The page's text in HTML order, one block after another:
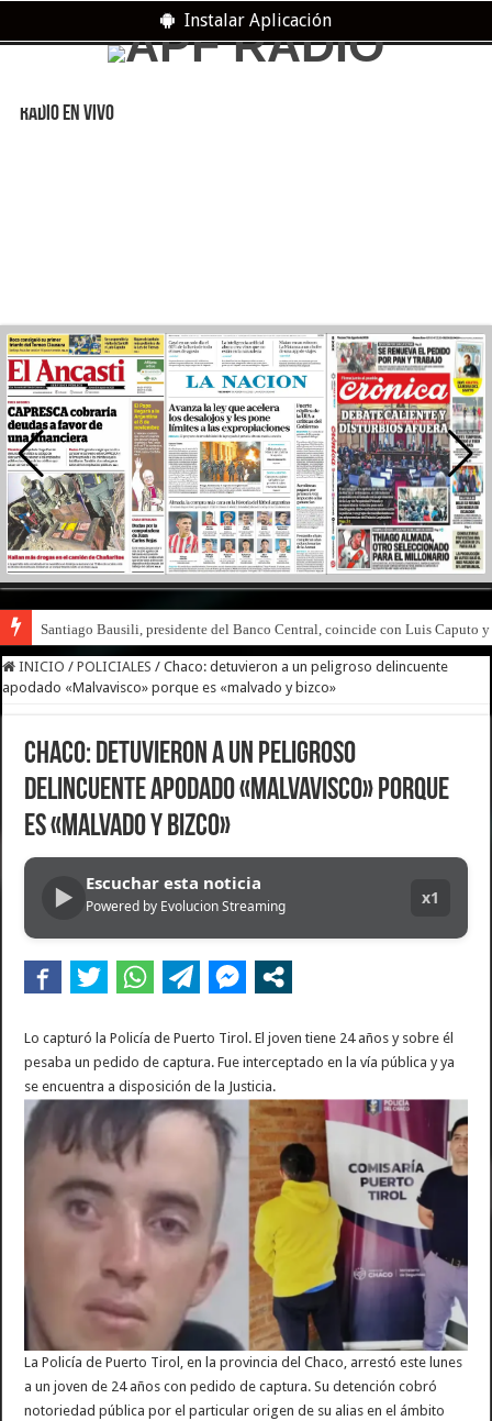
Instalar Aplicación
RADIO EN VIVO
Santiago Bausili, presidente del Banco Central, coincide con Luis Caputo
INICIO / POLICIALES / Chaco: detuvieron a un peligroso delincuente
apodado «Malvavisco» porque es «malvado y bizco»
Chaco: detuvieron a un peligroso
delincuente apodado «Malvavisco» porque
es «malvado y bizco»
▶ Escuchar esta noticia
Powered by Evolucion Streaming x1
Lo capturó la Policía de Puerto Tirol. El joven tiene 24 años y sobre él
pesaba un pedido de captura. Fue interceptado en la vía pública y ya
se encuentra a disposición de la Justicia.
La Policía de Puerto Tirol, en la provincia del Chaco, arrestó este lunes
a un joven de 24 años con pedido de captura. Su detención cobró
notoriedad pública por el particular origen de su alias en el ámbito